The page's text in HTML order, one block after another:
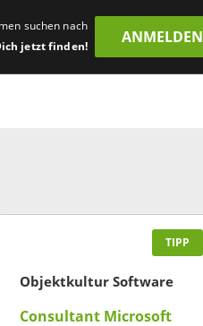
suchen nach
jetzt finden!
ANMELDEN
TIPP
Objektkultur Software
Consultant Microsoft